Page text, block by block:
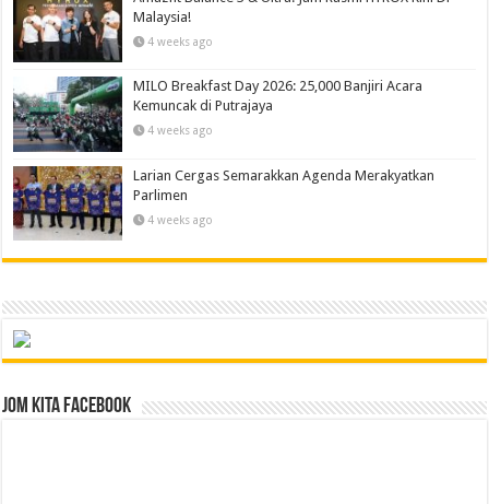
Malaysia!
4 weeks ago
MILO Breakfast Day 2026: 25,000 Banjiri Acara
Kemuncak di Putrajaya
4 weeks ago
Larian Cergas Semarakkan Agenda Merakyatkan
Parlimen
4 weeks ago
Jom Kita Facebook